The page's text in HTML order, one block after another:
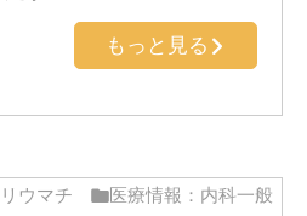
もっと見る
ウマチ
医療情報：内科一般